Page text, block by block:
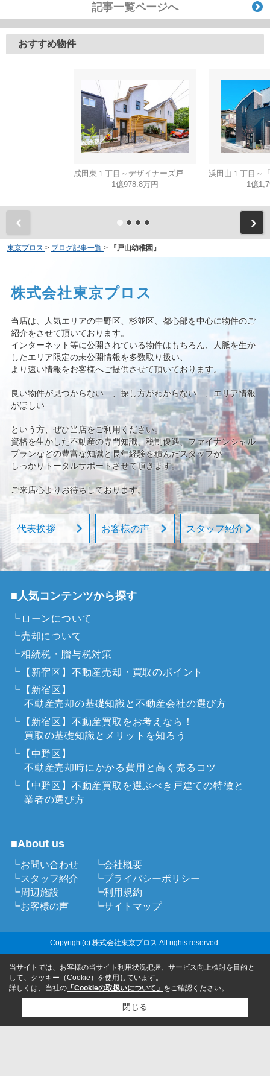
記事一覧ページへ
おすすめ物件
成田東１丁目～デザイナーズ戸建・４ｍの高天井と広々リビング～
1億978.8万円
1億
東京プロス > ブログ記事一覧 > 『戸山幼稚園』
株式会社東京プロス
当店は、人気エリアの中野区、杉並区、都心部を中心に物件のご
紹介をさせて頂いております。
インターネット等に公開されている物件はもちろん、人脈を生か
したエリア限定の未公開情報を多数取り扱い、
より速い情報をお客様へご提供させて頂いております。
良い物件が見つからない…、探し方がわからない…、エリア情報
がほしい…
という方、ぜひ当店をご利用ください。
資格を生かした不動産の専門知識、税制優遇、ファイナンシャル
プランなどの豊富な知識と長年経験を積んだスタッフが
しっかりトータルサポートさせて頂きます。
ご来店心よりお待ちしております。
代表挨拶 お客様の声 スタッフ紹介
■人気コンテンツから探す
┗ローンについて
┗売却について
┗相続税・贈与税対策
┗【新宿区】不動産売却・買取のポイント
┗【新宿区】
不動産売却の基礎知識と不動産会社の選び方
┗【新宿区】不動産買取をお考えなら！
買取の基礎知識とメリットを知ろう
┗【中野区】
不動産売却時にかかる費用と高く売るコツ
┗【中野区】不動産買取を選ぶべき戸建ての特徴と
業者の選び方
■About us
┗お問い合わせ
┗会社概要
┗スタッフ紹介
┗プライバシーポリシー
┗周辺施設
┗利用規約
┗お客様の声
┗サイトマップ
Copyright(c) 株式会社東京プロス All rights reserved.
当サイトでは、お客様の当サイト利用状況把握、サービス向上検討を目的と
して、クッキー（Cookie）を使用しています。
詳しくは、当社の 「Cookieの取扱いについて」 をご確認ください。
閉じる